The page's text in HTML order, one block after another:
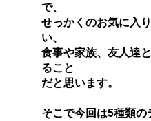
で、
せっかくのお気に入
い、
食事や家族、友人達
ること
だと思います。
そこで今回は5種類